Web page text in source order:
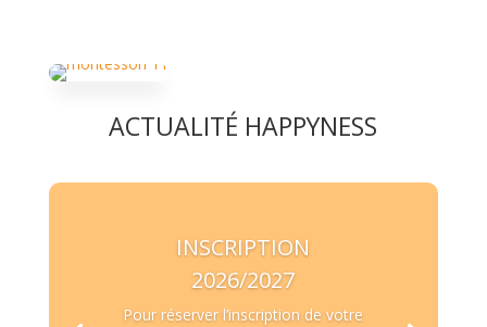
ACTUALITÉ HAPPYNESS
INSCRIPTION
2026/2027
Pour réserver l’inscription de votre